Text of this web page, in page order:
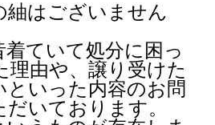
紬はございません
着ていて処分に困っ
理由や、譲り受けた
といった内容のお問
いております。